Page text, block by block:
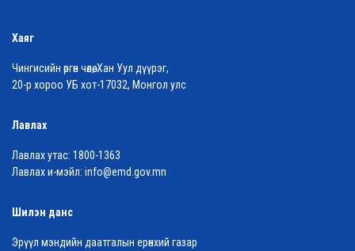
Хаяг
Чингисийн өргөн чөлөө, Хан Уул дүүрэг,
20-р хороо УБ хот-17032, Монгол улс
Лавлах
Лавлах утас: 1800-1363
Лавлах и-мэйл: info@emd.gov.mn
Шилэн данс
Эрүүл мэндийн даатгалын ерөнхий газар